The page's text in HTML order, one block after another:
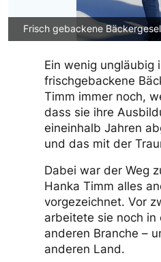
Bäckergesellin Hanka
Ein wenig ungläubig
frischgebackene
Timm immer noch,
dass sie ihre
eineinhalb Jahren
und das mit der
Dabei war der Weg
Hanka Timm alles
vorgezeichnet. Vor
arbeitete sie noch in
anderen Branche –
anderen Land.